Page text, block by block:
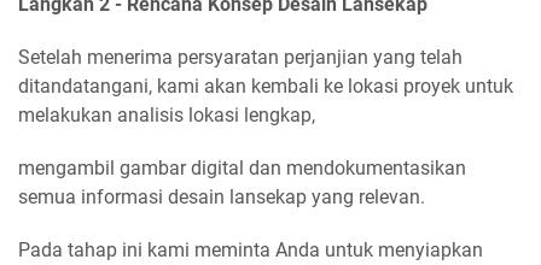
Setelah menerima persyaratan perjanjian yang telah
ditandatangani, kami akan kembali ke lokasi proyek untuk
melakukan analisis lokasi lengkap,
mengambil gambar digital dan mendokumentasikan
semua informasi desain lansekap yang relevan.
Pada tahap ini kami meminta Anda untuk menyiapkan